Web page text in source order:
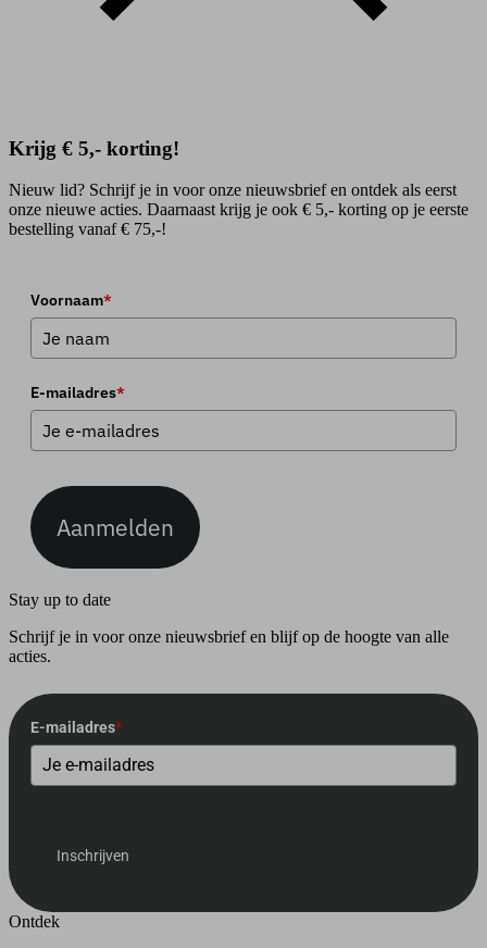
Krijg € 5,- korting!
Nieuw lid? Schrijf je in voor onze nieuwsbrief en ontdek als eerst
onze nieuwe acties. Daarnaast krijg je ook € 5,- korting op je eerste
bestelling vanaf € 75,-!
Voornaam*
E-mailadres*
Aanmelden
Stay up to date
Schrijf je in voor onze nieuwsbrief en blijf op de hoogte van alle
acties.
E-mailadres*
Inschrijven
Ontdek